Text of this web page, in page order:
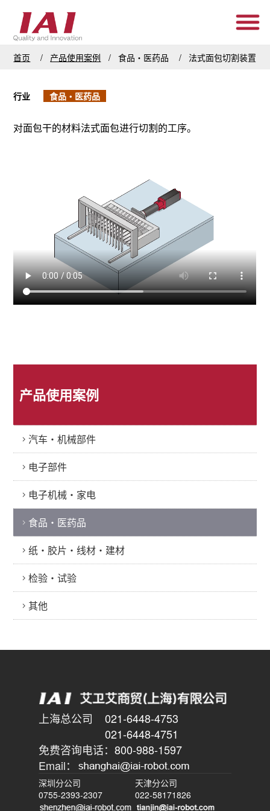
首页 产品使用案例 食品・医药品 法式面包切割装置
行业 食品・医药品
对面包干的材料法式面包进行切割的工序。
产品使用案例
汽车・机械部件
电子部件
电子机械・家电
食品・医药品
纸・胶片・线材・建材
检验・试验
其他
上海总公司 021-6448-4753
021-6448-4751
免费咨询电话： 800-988-1597
Email：
深圳分公司
0755-2393-2307
天津分公司
022-58171826